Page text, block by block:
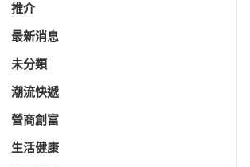
推介
最新消息
未分類
潮流快遞
營商創富
生活健康